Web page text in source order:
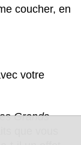
coucher, en
votre
Grands
que vous